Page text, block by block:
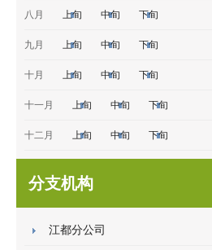
八月 上旬 中旬 下旬
九月 上旬 中旬 下旬
十月 上旬 中旬 下旬
十一月 上旬 中旬 下旬
十二月 上旬 中旬 下旬
分支机构
江都分公司